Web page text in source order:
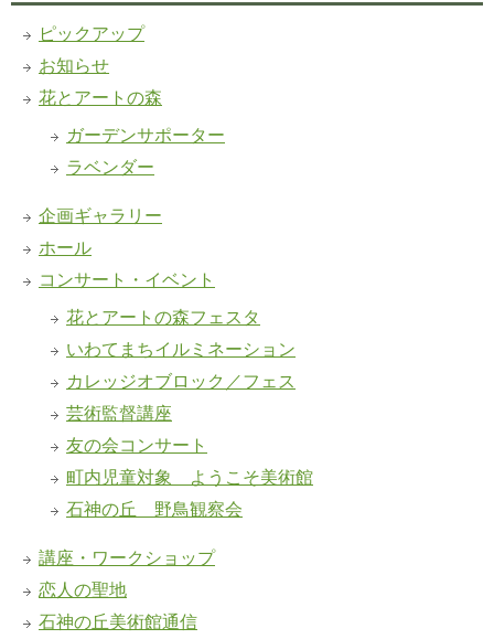
ピックアップ
お知らせ
花とアートの森
ガーデンサポーター
ラベンダー
企画ギャラリー
ホール
コンサート・イベント
花とアートの森フェスタ
いわてまちイルミネーション
カレッジオブロック／フェス
芸術監督講座
友の会コンサート
町内児童対象 ようこそ美術館
石神の丘 野鳥観察会
講座・ワークショップ
恋人の聖地
石神の丘美術館通信